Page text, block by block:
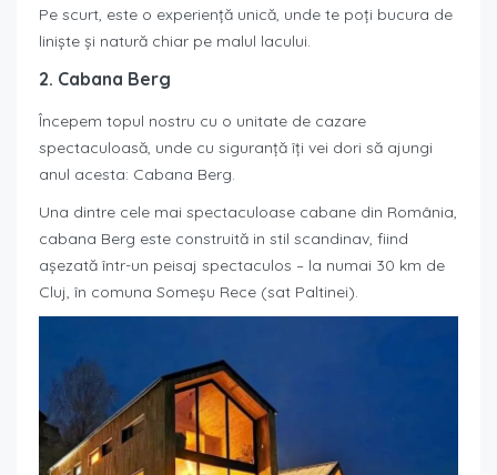
Pe scurt, este o experiență unică, unde te poți bucura de
liniște și natură chiar pe malul lacului.
2. Cabana Berg
Începem topul nostru cu o unitate de cazare
spectaculoasă, unde cu siguranță îți vei dori să ajungi
anul acesta: Cabana Berg.
Una dintre cele mai spectaculoase cabane din România,
cabana Berg este construită in stil scandinav, fiind
așezată într-un peisaj spectaculos – la numai 30 km de
Cluj, în comuna Someșu Rece (sat Paltinei).